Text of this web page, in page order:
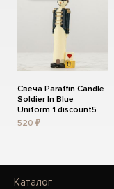
Свеча Paraffin Candle
Soldier In Blue
Uniform 1 discount5
520 ₽
Каталог